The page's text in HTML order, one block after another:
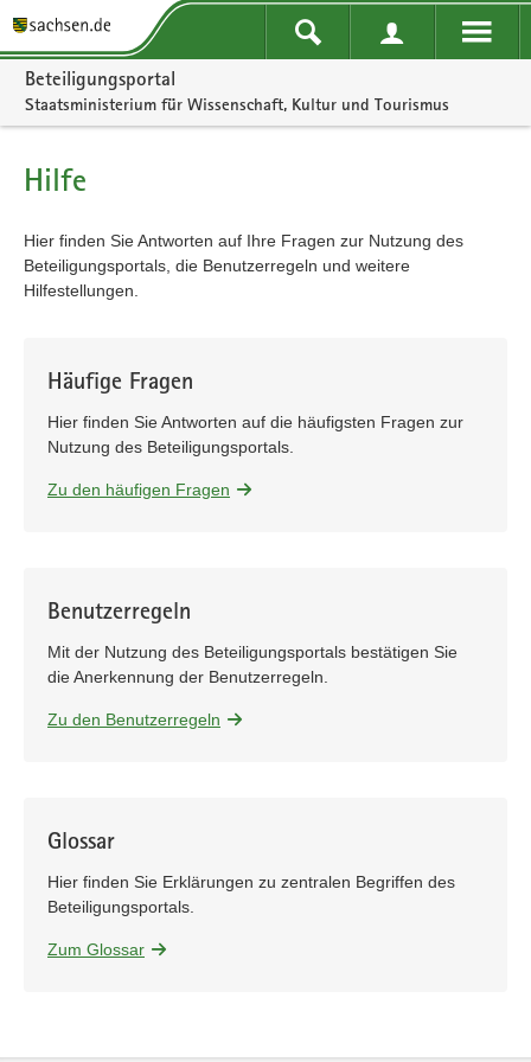
Portalnavigation
Beteiligungsportal
Staatsministerium für Wissenschaft, Kultur und Tourismus
Hilfe
Hier finden Sie Antworten auf Ihre Fragen zur Nutzung des
Beteiligungsportals, die Benutzerregeln und weitere
Hilfestellungen.
Häufige Fragen
Hier finden Sie Antworten auf die häufigsten Fragen zur
Nutzung des Beteiligungsportals.
Zu den häufigen Fragen
Benutzerregeln
Mit der Nutzung des Beteiligungsportals bestätigen Sie
die Anerkennung der Benutzerregeln.
Zu den Benutzerregeln
Glossar
Hier finden Sie Erklärungen zu zentralen Begriffen des
Beteiligungsportals.
Zum Glossar